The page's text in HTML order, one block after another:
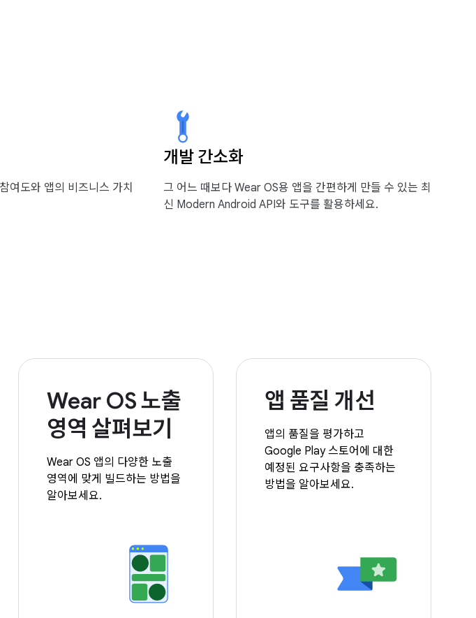
여도와 앱의 비즈니스 가치
개발 간소화
그 어느 때보다 Wear OS용 앱을 간편하게 만들 수 있는 최
신 Modern Android API와 도구를 활용하세요.
Wear OS 노출
영역 살펴보기
Wear OS 앱의 다양한 노출
영역에 맞게 빌드하는 방법을
알아보세요.
앱 품질 개선
앱의 품질을 평가하고
Google Play 스토어에 대한
예정된 요구사항을 충족하는
방법을 알아보세요.